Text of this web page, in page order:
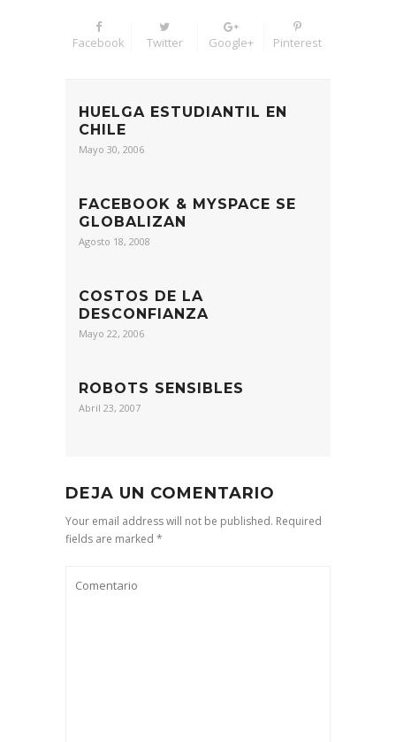
Facebook Twitter Google+ Pinterest
HUELGA ESTUDIANTIL EN
CHILE
Mayo 30, 2006
FACEBOOK & MYSPACE SE
GLOBALIZAN
Agosto 18, 2008
COSTOS DE LA
DESCONFIANZA
Mayo 22, 2006
ROBOTS SENSIBLES
Abril 23, 2007
DEJA UN COMENTARIO
Your email address will not be published. Required
fields are marked *